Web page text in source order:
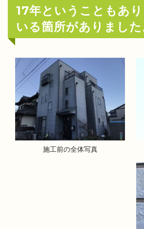
17年ということもあ
いる箇所がありました
施工前の全体写真